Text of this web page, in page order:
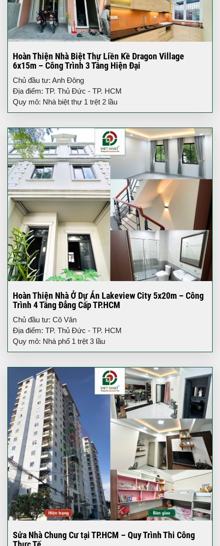
Hoàn Thiện Nhà Biệt Thự Liền Kề Dragon Village
6x15m – Công Trình 3 Tầng Hiện Đại
Chủ đầu tư: Anh Đông
Địa điểm: TP. Thủ Đức - TP. HCM
Quy mô: Nhà biệt thự 1 trệt 2 lầu
Hoàn Thiện Nhà Ở Dự Án Lakeview City 5x20m – Công
Trình 4 Tầng Đẳng Cấp TP.HCM
Chủ đầu tư: Cô Vân
Địa điểm: TP. Thủ Đức - TP. HCM
Quy mô: Nhà phố 1 trệt 3 lầu
Sửa Nhà Chung Cư tại TP.HCM – Quy Trình Thi Công